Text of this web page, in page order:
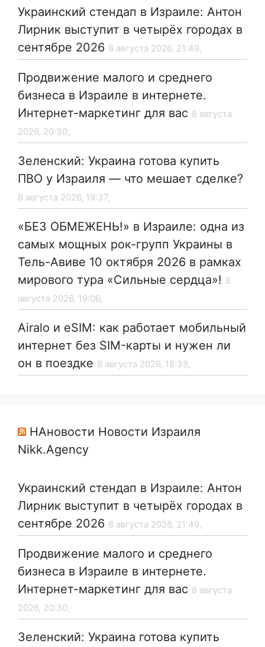
Украинский стендап в Израиле: Антон
Лирник выступит в четырёх городах в
сентябре 2026 8 августа 2026, 21:49,
Продвижение малого и среднего
бизнеса в Израиле в интернете.
Интернет-маркетинг для вас 8 августа
2026, 20:30,
Зеленский: Украина готова купить
ПВО у Израиля — что мешает сделке?
8 августа 2026, 19:37,
«БЕЗ ОБМЕЖЕНЬ!» в Израиле: одна из
самых мощных рок-групп Украины в
Тель-Авиве 10 октября 2026 в рамках
мирового тура «Сильные сердца»! 8
августа 2026, 19:06,
Airalo и eSIM: как работает мобильный
интернет без SIM-карты и нужен ли
он в поездке 8 августа 2026, 18:38,
НАновости Новости Израиля
Nikk.Agency
Украинский стендап в Израиле: Антон
Лирник выступит в четырёх городах в
сентябре 2026 8 августа 2026, 21:49,
Продвижение малого и среднего
бизнеса в Израиле в интернете.
Интернет-маркетинг для вас 8 августа
2026, 20:30,
Зеленский: Украина готова купить